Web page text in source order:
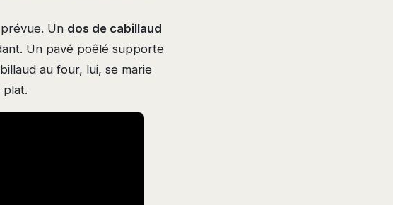
Un dos de cabillaud
Un pavé poêlé supporte
au four, lui, se marie
plat.